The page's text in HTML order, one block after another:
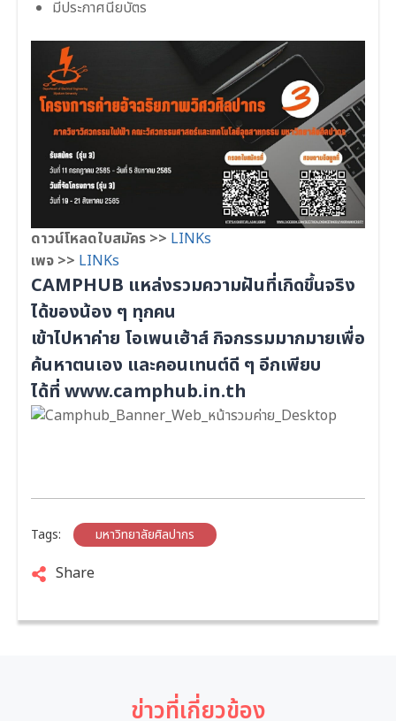
มีประกาศนียบัตร
ดาวน์โหลดใบสมัคร >> LINKs
เพจ >> LINKs
CAMPHUB แหล่งรวมความฝันที่เกิดขึ้นจริง
ได้ของน้อง ๆ ทุกคน
เข้าไปหาค่าย โอเพนเฮ้าส์ กิจกรรมมากมายเพื่อ
ค้นหาตนเอง และคอนเทนต์ดี ๆ อีกเพียบ
ได้ที่ www.camphub.in.th
Tags: มหาวิทยาลัยศิลปากร
Share
ข่าวที่เกี่ยวข้อง